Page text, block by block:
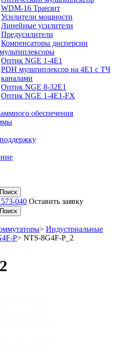
WDM-16 Транзит
Усилители мощности
Линейные усилители
Предусилители
Компенсаторы дисперсии
Оптик NGE 1-4E1
PDH мультиплексор на 4Е1 с ТЧ
каналами
Оптик NGE 8-32E1
Оптик NGE 1-4E1-FX
обеспечения
Поиск
040 Оставить заявку
Поиск
> Индустриальные
P> NTS-8G4F-P_2